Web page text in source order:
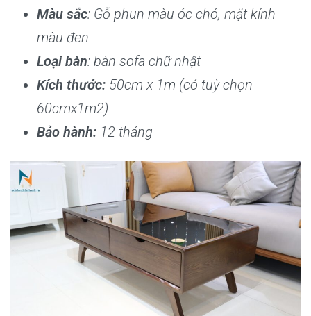
Màu sắc: Gỗ phun màu óc chó, mặt kính
màu đen
Loại bàn: bàn sofa chữ nhật
Kích thước: 50cm x 1m (có tuỳ chọn
60cmx1m2)
Bảo hành:12 tháng